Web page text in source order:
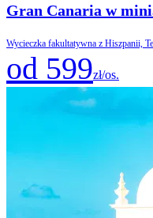
Gran Canaria w
Wycieczka fakultatywna z Hiszpanii,
od 599zł/os.